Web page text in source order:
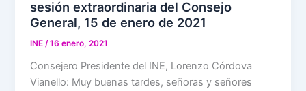
sesión extraordinaria del Consejo
General, 15 de enero de 2021
INE/16 enero, 2021
Consejero Presidente del INE, Lorenzo Córdova
Vianello: Muy buenas tardes, señoras y señores